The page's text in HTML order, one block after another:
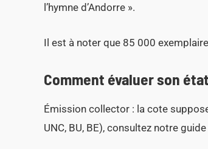
l’hymne d’Andorre ».
Il est à noter que 85 000
Comment évaluer son
Émission collector : la cote
UNC, BU, BE), consultez notre